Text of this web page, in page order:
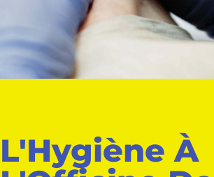
L'Hygiène À